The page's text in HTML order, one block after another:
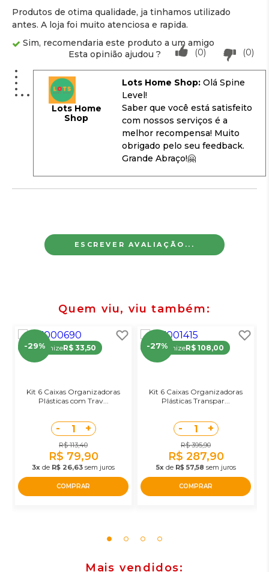
Produtos de otima qualidade, ja tinhamos utilizado
antes. A loja foi muito atenciosa e rapida.
Sim, recomendaria este produto a um amigo
(0)
(0)
Esta opinião ajudou ?
Lots Home
Shop
Lots Home Shop: Olá Spine
Level!
Saber que você está satisfeito
com nossos serviços é a
melhor recompensa! Muito
obrigado pelo seu feedback.
Grande Abraço!🤗
ESCREVER AVALIAÇÃO...
Quem viu, viu também
-29%
EconomizeR$ 33,50
Kit 6 Caixas Organizadoras
Plásticas com Trav...
- 1 +
R$ 113,40
R$ 79,90
3x de R$ 26,63 sem juros
COMPRAR
-27%
EconomizeR$ 108,00
Kit 6 Caixas Organizadoras
Plásticas Transpar...
- 1 +
R$ 395,90
R$ 287,90
5x de R$ 57,58 sem juros
COMPRAR
Mais vendidos